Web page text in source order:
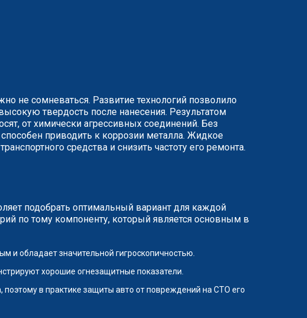
не сомневаться. Развитие технологий позволило
твердость после нанесения. Результатом
от химически агрессивных соединений. Без
приводить к коррозии металла. Жидкое
средства и снизить частоту его ремонта.
подобрать оптимальный вариант для каждой
по тому компоненту, который является основным в
и обладает значительной гигроскопичностью.
хорошие огнезащитные показатели.
в практике защиты авто от повреждений на СТО его